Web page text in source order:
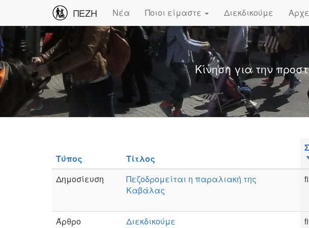
ΠΕΖΗ Νέα Ποιοι είμαστε Διεκδικούμε
Κίνηση για την
Τύπος Τίτλος
Δημοσίευση
Πεζοδρομείται η παραλιακή της
Καβάλας
Άρθρο
Διεκδικούμε